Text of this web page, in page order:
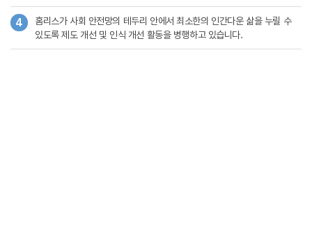
4
홈리스가 사회 안전망의 테두리 안에서 최소한의 인간다운 삶을 누릴 수
있도록 제도 개선 및 인식 개선 활동을 병행하고 있습니다.